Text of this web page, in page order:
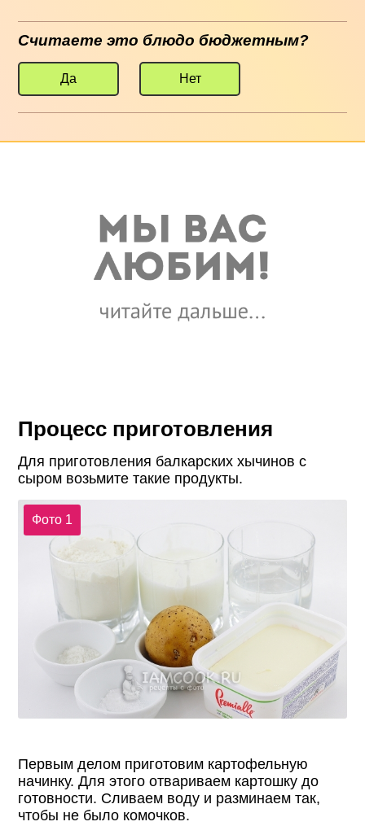
Считаете это блюдо бюджетным?
Да Нет
Процесс приготовления
Для приготовления балкарских хычинов с
сыром возьмите такие продукты.
Фото 1
Первым делом приготовим картофельную
начинку. Для этого отвариваем картошку до
готовности. Сливаем воду и разминаем так,
чтобы не было комочков.